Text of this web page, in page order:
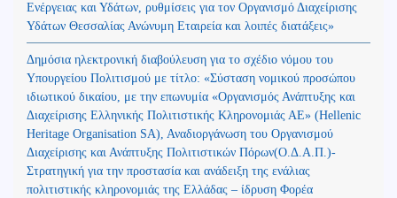
Ενέργειας και Υδάτων, ρυθμίσεις για τον Οργανισμό Διαχείρισης
Υδάτων Θεσσαλίας Ανώνυμη Εταιρεία και λοιπές διατάξεις»
Δημόσια ηλεκτρονική διαβούλευση για το σχέδιο νόμου του
Υπουργείου Πολιτισμού με τίτλο: «Σύσταση νομικού προσώπου
ιδιωτικού δικαίου, με την επωνυμία «Οργανισμός Ανάπτυξης και
Διαχείρισης Ελληνικής Πολιτιστικής Κληρονομιάς ΑΕ» (Hellenic
Heritage Organisation SA), Αναδιοργάνωση του Οργανισμού
Διαχείρισης και Ανάπτυξης Πολιτιστικών Πόρων(Ο.Δ.Α.Π.)-
Στρατηγική για την προστασία και ανάδειξη της ενάλιας
πολιτιστικής κληρονομιάς της Ελλάδας – ίδρυση Φορέα